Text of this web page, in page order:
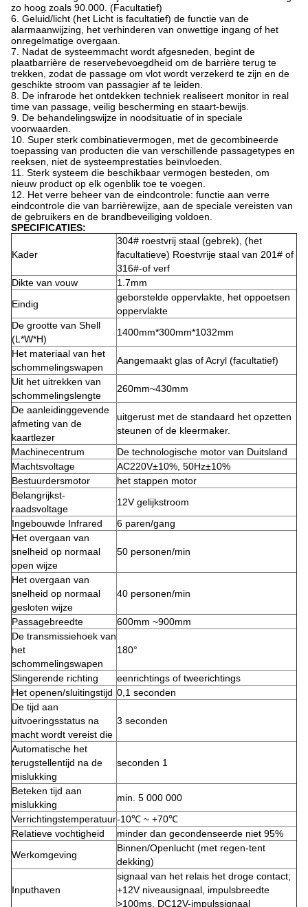
zo hoog zoals 90.000. (Facultatief)
6. Geluid/licht (het Licht is facultatief) de functie van de
alarmaanwijzing, het verhinderen van onwettige ingang of het
onregelmatige overgaan.
7. Nadat de systeemmacht wordt afgesneden, begint de
plaatbarrière de reservebevoegdheid om de barrière terug te
trekken, zodat de passage om vlot wordt verzekerd te zijn en de
geschikte stroom van passagier af te leiden.
8. De infrarode het ontdekken techniek realiseert monitor in real
time van passage, veilig bescherming en staart-bewijs.
9. De behandelingswijze in noodsituatie of in speciale
voorwaarden.
10. Super sterk combinatievermogen, met de gecombineerde
toepassing van producten die van verschillende passagetypes en
reeksen, niet de systeemprestaties beïnvloeden.
11. Sterk systeem die beschikbaar vermogen besteden, om
nieuw product op elk ogenblik toe te voegen.
12. Het verre beheer van de eindcontrole: functie aan verre
eindcontrole die van barrièrewijze, aan de speciale vereisten van
de gebruikers en de brandbeveiliging voldoen.
SPECIFICATIES:
Kader
304# roestvrij staal (gebrek), (het
facultatieve) Roestvrije staal van 201# of
316#-of verf
Dikte van vouw
1.7mm
Eindig
geborstelde oppervlakte, het oppoetsen
oppervlakte
De grootte van Shell
(L*W*H)
1400mm*300mm*1032mm
Het materiaal van het
schommelingswapen
Aangemaakt glas of Acryl (facultatief)
Uit het uitrekken van
schommelingslengte
260mm~430mm
De aanleidinggevende
afmeting van de
kaartlezer
uitgerust met de standaard het opzetten
steunen of de kleermaker.
Machinecentrum
De technologische motor van Duitsland
Machtsvoltage
AC220V±10%, 50Hz±10%
Bestuurdersmotor
het stappen motor
Belangrijkst-
raadsvoltage
12V gelijkstroom
Ingebouwde Infrared
6 paren/gang
Het overgaan van
snelheid op normaal
open wijze
50 personen/min
Het overgaan van
snelheid op normaal
gesloten wijze
40 personen/min
Passagebreedte
600mm ~900mm
De transmissiehoek van
het
schommelingswapen
180°
Slingerende richting
eenrichtings of tweerichtings
Het openen/sluitingstijd 0,1 seconden
De tijd aan
uitvoeringsstatus na
macht wordt vereist die
3 seconden
Automatische het
terugstellentijd na de
mislukking
seconden 1
Beteken tijd aan
mislukking
min. 5 000 000
Verrichtingstemperatuur-10℃ ~ +70℃
Relatieve vochtigheid
minder dan gecondenseerde niet 95%
Werkomgeving
Binnen/Openlucht (met regen-tent
dekking)
Inputhaven
signaal van het relais het droge contact;
+12V niveausignaal, impulsbreedte
>100ms, DC12V-impulssignaal